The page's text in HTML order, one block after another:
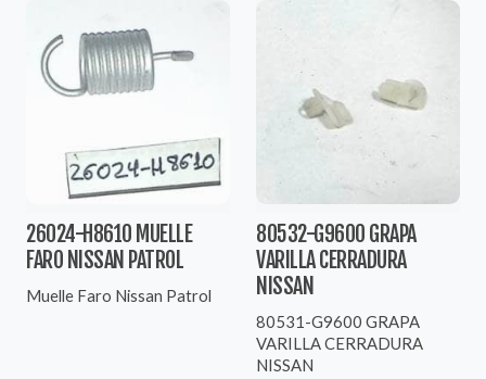
26024-H8610 MUELLE
FARO NISSAN PATROL
Muelle Faro Nissan Patrol
80532-G9600 GRAPA
VARILLA CERRADURA
NISSAN
80531-G9600 GRAPA
VARILLA CERRADURA
NISSAN